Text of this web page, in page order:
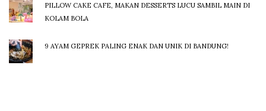
PILLOW CAKE CAFE, MAKAN DESSERTS LUCU SAMBIL MAIN DI
KOLAM BOLA
9 AYAM GEPREK PALING ENAK DAN UNIK DI BANDUNG!